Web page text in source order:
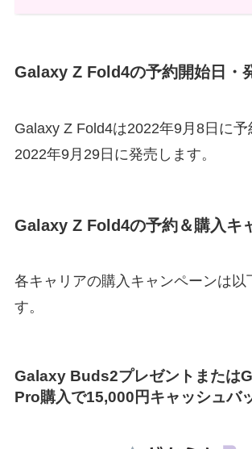
Galaxy Z Fold4の予約開始日・
Galaxy Z Fold4は2022年9月8日に予
2022年9月29日に発売します。
Galaxy Z Fold4の予約＆購入キ
各キャリアの購入キャンペーンは以
す。
Galaxy Buds2プレゼントまたは
Pro購入で15,000円キャッシュバ